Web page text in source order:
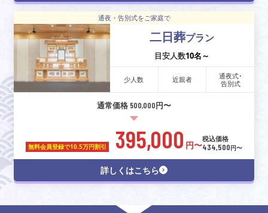
通夜・告別式をご家庭で
二日葬プラン
目安人数10名～
少人数 近親者
通夜式･
告別式
通常価格 500,000円〜
無料会員登録で10.5万円割引 395,000 円〜
税込価格
434,500円〜
詳しくはこちら